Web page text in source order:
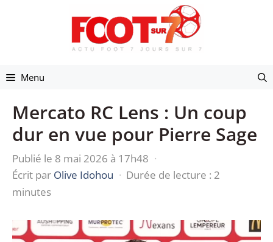
Menu
Mercato RC Lens : Un coup
dur en vue pour Pierre Sage
Publié le 8 mai 2026 à 17h48 ·
Écrit par Olive Idohou · Durée de lecture : 2
minutes